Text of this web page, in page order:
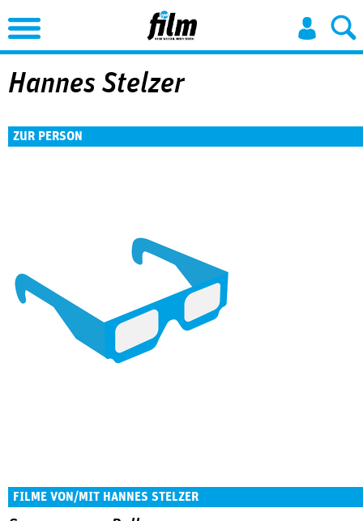
Jump to Navigation
Hannes Stelzer
ZUR PERSON
FILME VON/MIT HANNES STELZER